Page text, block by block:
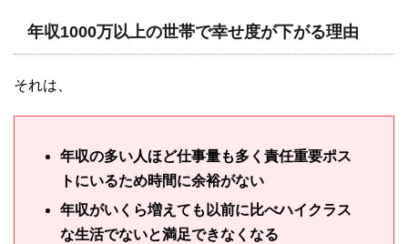
年収1000万以上の世帯で幸せ度が下がる理由
それは、
年収の多い人ほど仕事量も多く責任重要ポス
トにいるため時間に余裕がない
年収がいくら増えても以前に比べハイクラス
な生活でないと満足できなくなる